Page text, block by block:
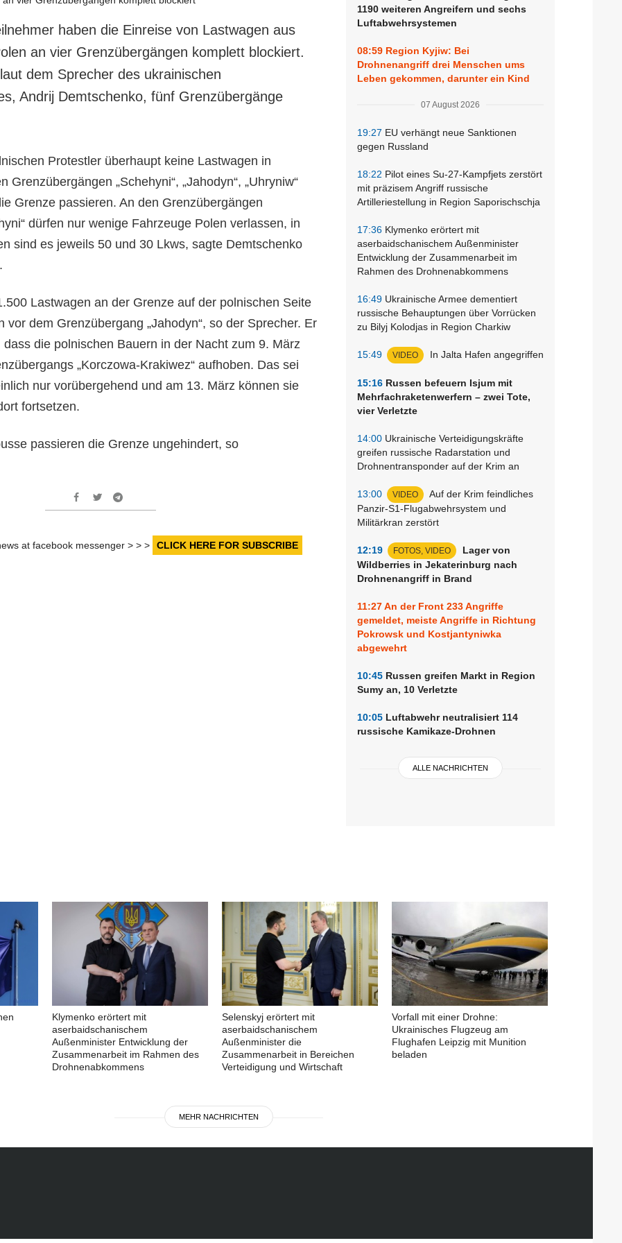
1190 weiteren Angreifern und sechs
Luftabwehrsystemen
08:59 Region Kyjiw: Bei
Drohnenangriff drei Menschen ums
Leben gekommen, darunter ein Kind
07 August 2026
19:27 EU verhängt neue Sanktionen
gegen Russland
18:22 Pilot eines Su-27-Kampfjets zerstört
mit präzisem Angriff russische
Artilleriestellung in Region Saporischschja
17:36 Klymenko erörtert mit
aserbaidschanischem Außenminister
Entwicklung der Zusammenarbeit im
Rahmen des Drohnenabkommens
16:49 Ukrainische Armee dementiert
russische Behauptungen über Vorrücken
zu Bilyj Kolodjas in Region Charkiw
15:49 VIDEO In Jalta Hafen angegriffen
15:16 Russen befeuern Isjum mit
Mehrfachraketenwerfern – zwei Tote,
vier Verletzte
14:00 Ukrainische Verteidigungskräfte
greifen russische Radarstation und
Drohnentransponder auf der Krim an
13:00 VIDEO
Auf der Krim feindliches
Panzir-S1-Flugabwehrsystem und
Militärkran zerstört
12:19 FOTOS, VIDEO
Lager von
Wildberries in Jekaterinburg nach
Drohnenangriff in Brand
11:27An der Front 233 Angriffe
gemeldet, meiste Angriffe in Richtung
Pokrowsk und Kostjantyniwka
abgewehrt
10:45 Russen greifen Markt in Region
Sumy an, 10 Verletzte
10:05 Luftabwehr neutralisiert 114
russische Kamikaze-Drohnen
ALLE NACHRICHTEN
haben die Einreise von Lastwagen aus
an vier Grenzübergängen komplett blockiert.
dem Sprecher des ukrainischen
Andrij Demtschenko, fünf Grenzübergänge
Protestler überhaupt keine Lastwagen in
Grenzübergängen „Schehyni“, „Jahodyn“, „Uhryniw“
Grenze passieren. An den Grenzübergängen
dürfen nur wenige Fahrzeuge Polen verlassen, in
sind es jeweils 50 und 30 Lkws, sagte Demtschenko
Lastwagen an der Grenze auf der polnischen Seite
vor dem Grenzübergang „Jahodyn“, so der Sprecher. Er
die polnischen Bauern in der Nacht zum 9. März
„Korczowa-Krakiwez“ aufhoben. Das sei
nur vorübergehend und am 13. März können sie
fortsetzen.
passieren die Grenze ungehindert, so
at facebook messenger > > > CLICK HERE FOR SUBSCRIBE
Klymenko erörtert mit
aserbaidschanischem
Außenminister Entwicklung der
Zusammenarbeit im Rahmen des
Drohnenabkommens
Selenskyj erörtert mit
aserbaidschanischem
Außenminister die
Zusammenarbeit in Bereichen
Verteidigung und Wirtschaft
Vorfall mit einer Drohne:
Ukrainisches Flugzeug am
Flughafen Leipzig mit Munition
beladen
MEHR NACHRICHTEN